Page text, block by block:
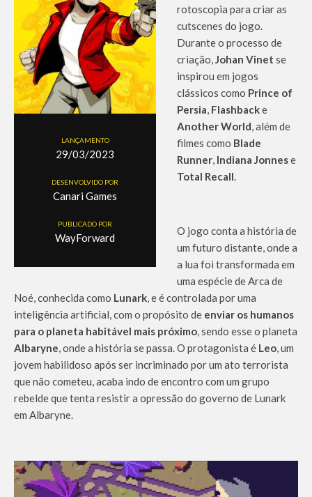
LANÇAMENTO
29/03/2023
DESENVOLVIDO POR
Canari Games
PUBLICADO POR
WayForward
rotoscopia para criar as
cutscenes do jogo.
Durante o processo de
criação,Johan Vinet se
inspirou em jogos
clássicos como Prince of
Persia, Flashbacke
Another World, além de
filmes como Blade
Runner, Indiana Jonnese
Total Recall.
O jogo conta a história de
um futuro distante, onde a
a lua foi transformada em
uma espécie de Arca de
Noé, conhecida como Lunark, e é controlada por uma
inteligência artificial, com o propósito de enviar os humanos
para o planeta habitável mais próximo, sendo esse o planeta
Albaryne, onde a história se passa. O protagonista é Leo, um
jovem habilidoso após ser incriminado por um ato terrorista
que não cometeu, acaba indo de encontro com um grupo
rebelde que tenta resistir a opressão do governo de Lunark
em Albaryne.